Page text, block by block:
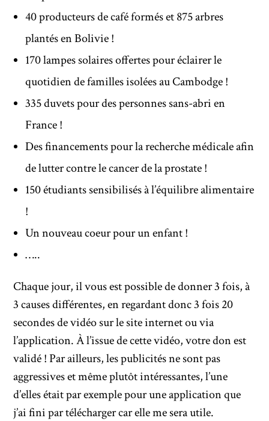
40 producteurs de café formés et 875 arbres
plantés en Bolivie !
170 lampes solaires offertes pour éclairer le
quotidien de familles isolées au Cambodge !
335 duvets pour des personnes sans-abri en
France !
Des financements pour la recherche médicale afin
de lutter contre le cancer de la prostate !
150 étudiants sensibilisés à l’équilibre alimentaire
!
Un nouveau coeur pour un enfant !
…..
Chaque jour, il vous est possible de donner 3 fois, à
3 causes différentes, en regardant donc 3 fois 20
secondes de vidéo sur le site internet ou via
l’application. À l’issue de cette vidéo, votre don est
validé ! Par ailleurs, les publicités ne sont pas
aggressives et même plutôt intéressantes, l’une
d’elles était par exemple pour une application que
j’ai fini par télécharger car elle me sera utile.